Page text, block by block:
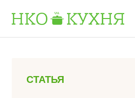
содержанию
СТАТЬЯ